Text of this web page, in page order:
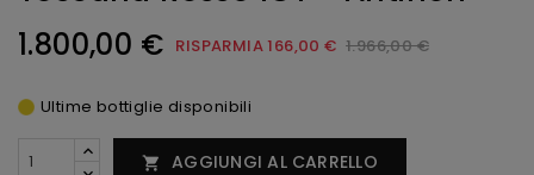
1.800,00 € RISPARMIA 166,00 € 1.966,00 €
Ultime bottiglie disponibili
 AGGIUNGI AL CARRELLO